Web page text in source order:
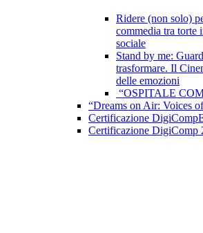
Ridere (non solo)
commedia tra torte
sociale
Stand by me:
trasformare. Il
delle emozioni
“OSPITALE
“Dreams on Air: Voices
Certificazione
Certificazione DigiComp